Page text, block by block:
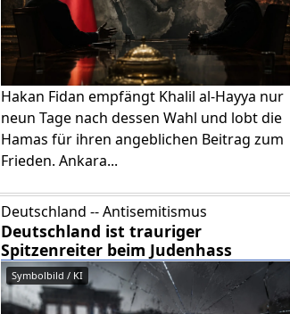
Hakan Fidan empfängt Khalil al-Hayya nur
neun Tage nach dessen Wahl und lobt die
Hamas für ihren angeblichen Beitrag zum
Frieden. Ankara...
Deutschland -- Antisemitismus
Deutschland ist trauriger
Spitzenreiter beim Judenhass
Symbolbild / KI